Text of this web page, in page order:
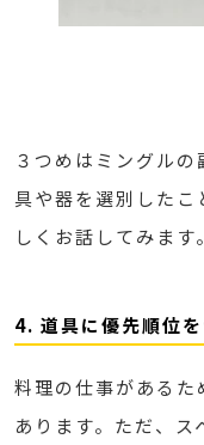
３つめはミングル
具や器を選別したこ
しくお話してみます。
4. 道具に優先順位を
料理の仕事があるた
あります。ただ、